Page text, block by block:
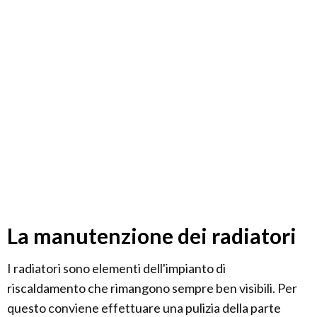
La manutenzione dei radiatori
I radiatori sono elementi dell'impianto di
riscaldamento che rimangono sempre ben visibili. Per
questo conviene effettuare una pulizia della parte